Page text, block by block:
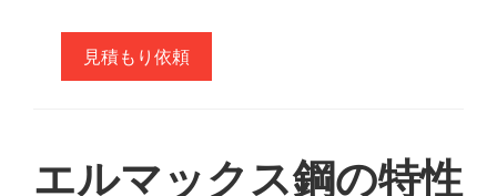
見積もり依頼
エルマックス鋼の特性